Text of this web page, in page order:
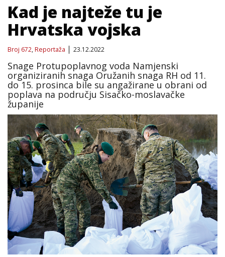
Kad je najteže tu je
Hrvatska vojska
Broj 672,Reportaža 23.12.2022
Snage Protupoplavnog voda Namjenski
organiziranih snaga Oružanih snaga RH od 11.
do 15. prosinca bile su angažirane u obrani od
poplava na području Sisačko-moslavačke
županije